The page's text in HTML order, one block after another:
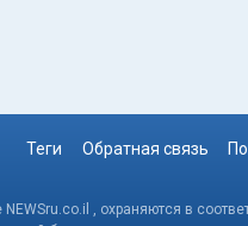
Теги Обратная связь
, охраняются в